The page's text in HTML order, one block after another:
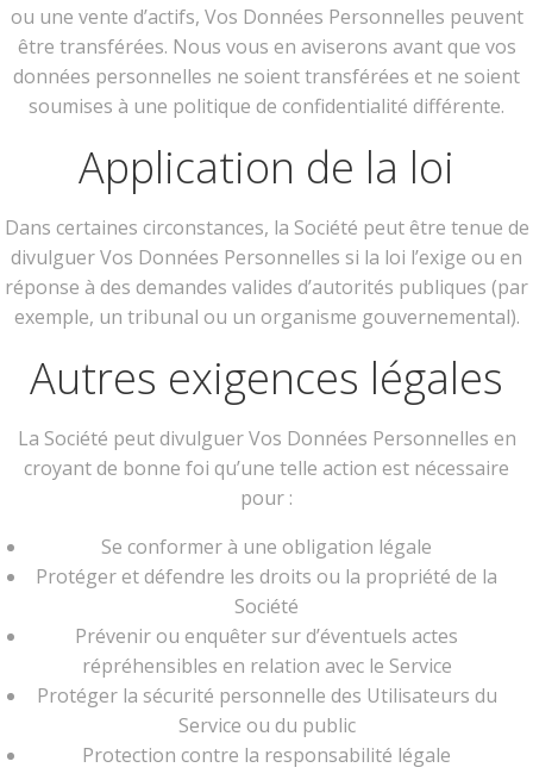
ou une vente d’actifs, Vos Données Personnelles peuvent
être transférées. Nous vous en aviserons avant que vos
données personnelles ne soient transférées et ne soient
soumises à une politique de confidentialité différente.
Application de la loi
Dans certaines circonstances, la Société peut être tenue de
divulguer Vos Données Personnelles si la loi l’exige ou en
réponse à des demandes valides d’autorités publiques (par
exemple, un tribunal ou un organisme gouvernemental).
Autres exigences légales
La Société peut divulguer Vos Données Personnelles en
croyant de bonne foi qu’une telle action est nécessaire
pour :
Se conformer à une obligation légale
Protéger et défendre les droits ou la propriété de la
Société
Prévenir ou enquêter sur d’éventuels actes
répréhensibles en relation avec le Service
Protéger la sécurité personnelle des Utilisateurs du
Service ou du public
Protection contre la responsabilité légale